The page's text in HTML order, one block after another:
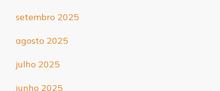
setembro 2025
agosto 2025
julho 2025
junho 2025